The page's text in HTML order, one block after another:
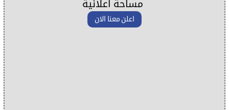
مساحة اعلانية
اعلن معنا الان